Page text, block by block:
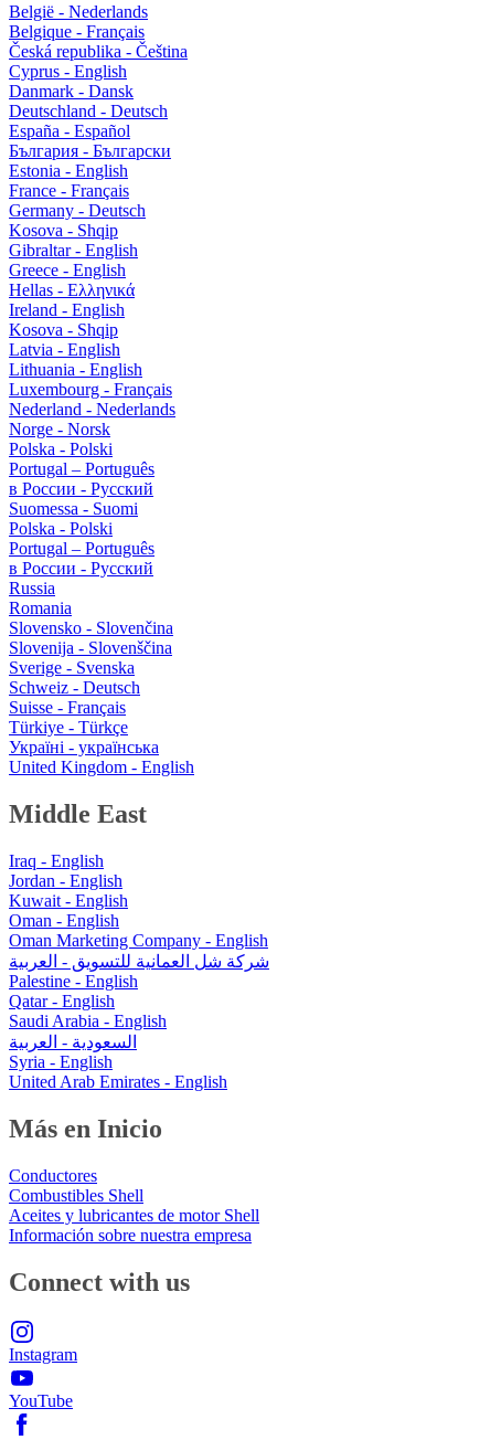
België - Nederlands
Belgique - Français
Česká republika - Čeština
Cyprus - English
Danmark - Dansk
Deutschland - Deutsch
España - Español
България - Български
Estonia - English
France - Français
Germany - Deutsch
Kosova - Shqip
Gibraltar - English
Greece - English
Hellas - Ελληνικά
Ireland - English
Kosova - Shqip
Latvia - English
Lithuania - English
Luxembourg - Français
Nederland - Nederlands
Norge - Norsk
Polska - Polski
Portugal – Português
в России - Русский
Suomessa - Suomi
Polska - Polski
Portugal – Português
в России - Русский
Russia
Romania
Slovensko - Slovenčina
Slovenija - Slovenščina
Sverige - Svenska
Schweiz - Deutsch
Suisse - Français
Türkiye - Türkçe
Україні - українська
United Kingdom - English
Middle East
Iraq - English
Jordan - English
Kuwait - English
Oman - English
Oman Marketing Company - English
شركة شل العمانية للتسويق - العربية
Palestine - English
Qatar - English
Saudi Arabia - English
السعودية - العربية
Syria - English
United Arab Emirates - English
Más en Inicio
Conductores
Combustibles Shell
Aceites y lubricantes de motor Shell
Información sobre nuestra empresa
Connect with us
Instagram
YouTube